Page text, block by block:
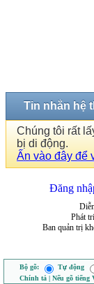
Tin nhắn hệ
Chúng tôi rất
bị di động.
Ấn vào đây để
Đăng
Phát
Ban quản trị
Bộ gõ: Tự động
Chính tả | Nếu gõ tiếng